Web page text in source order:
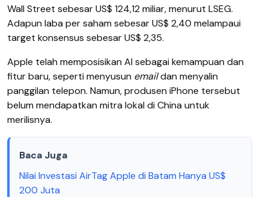
Wall Street sebesar US$ 124,12 miliar, menurut LSEG.
Adapun laba per saham sebesar US$ 2,40 melampaui
target konsensus sebesar US$ 2,35.
Apple telah memposisikan AI sebagai kemampuan dan
fitur baru, seperti menyusun emaildan menyalin
panggilan telepon. Namun, produsen iPhone tersebut
belum mendapatkan mitra lokal di China untuk
merilisnya.
Baca Juga
Nilai Investasi AirTag Apple di Batam Hanya US$
200 Juta